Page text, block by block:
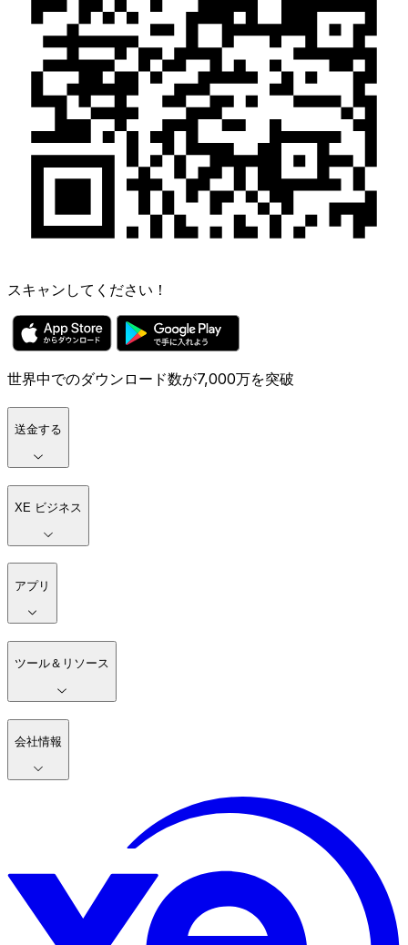
スキャンしてください！
世界中でのダウンロード数が7,000万を突破
送金する
XE ビジネス
アプリ
ツール＆リソース
会社情報